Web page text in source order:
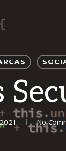
No